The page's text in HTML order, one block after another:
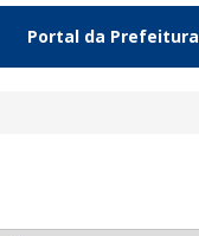
Portal da Prefeitura